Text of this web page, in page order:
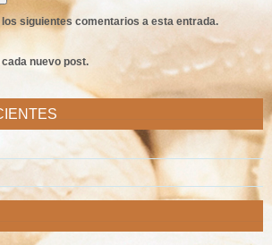
siguientes comentarios a esta entrada.
nuevo post.